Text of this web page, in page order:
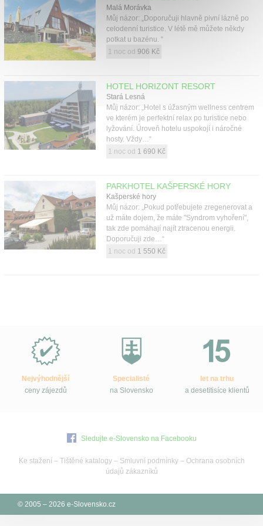
Malá Morávka
Můj názor: „Doporučuji hlavně pivní lázně po
celodenní turistice. V létě mě můžete někdy
potkat u bazénu. “
1 noc od 906 Kč
HOTEL HORIZONT RESORT
Stará Lesná
Můj názor: „Hotel s úžasným wellness centrem
ve kterém je perfektní relax po turistice nebo
lyžování. Úroveň hotelu uspokojí i náročné
hosty. Vždy…“
1 noc od 1 690 Kč
PARKHOTEL KAŠPERSKÉ HORY
Kašperské hory
Můj názor: „Pokud potřebujete zregenerovat a
už máte dojem, že máte "Syndrom vyhoření",
tak zde pomáhají najít ztracenou energii.
Doporučuji zde…“
1 noc od 1 550 Kč
Slovensko.cz?
Nejvýhodnější
ceny zájezdů
Specialisté
na Slovensko
let na trhu
a desetitisíce klientů
Sledujte e-Slovensko na Facebooku
Ke stažení – Tištěné katalogy– Smluvní podmínky– Ochrana osobních
údajů zákazníků
© 2005 – 2026 e-Slovensko.cz